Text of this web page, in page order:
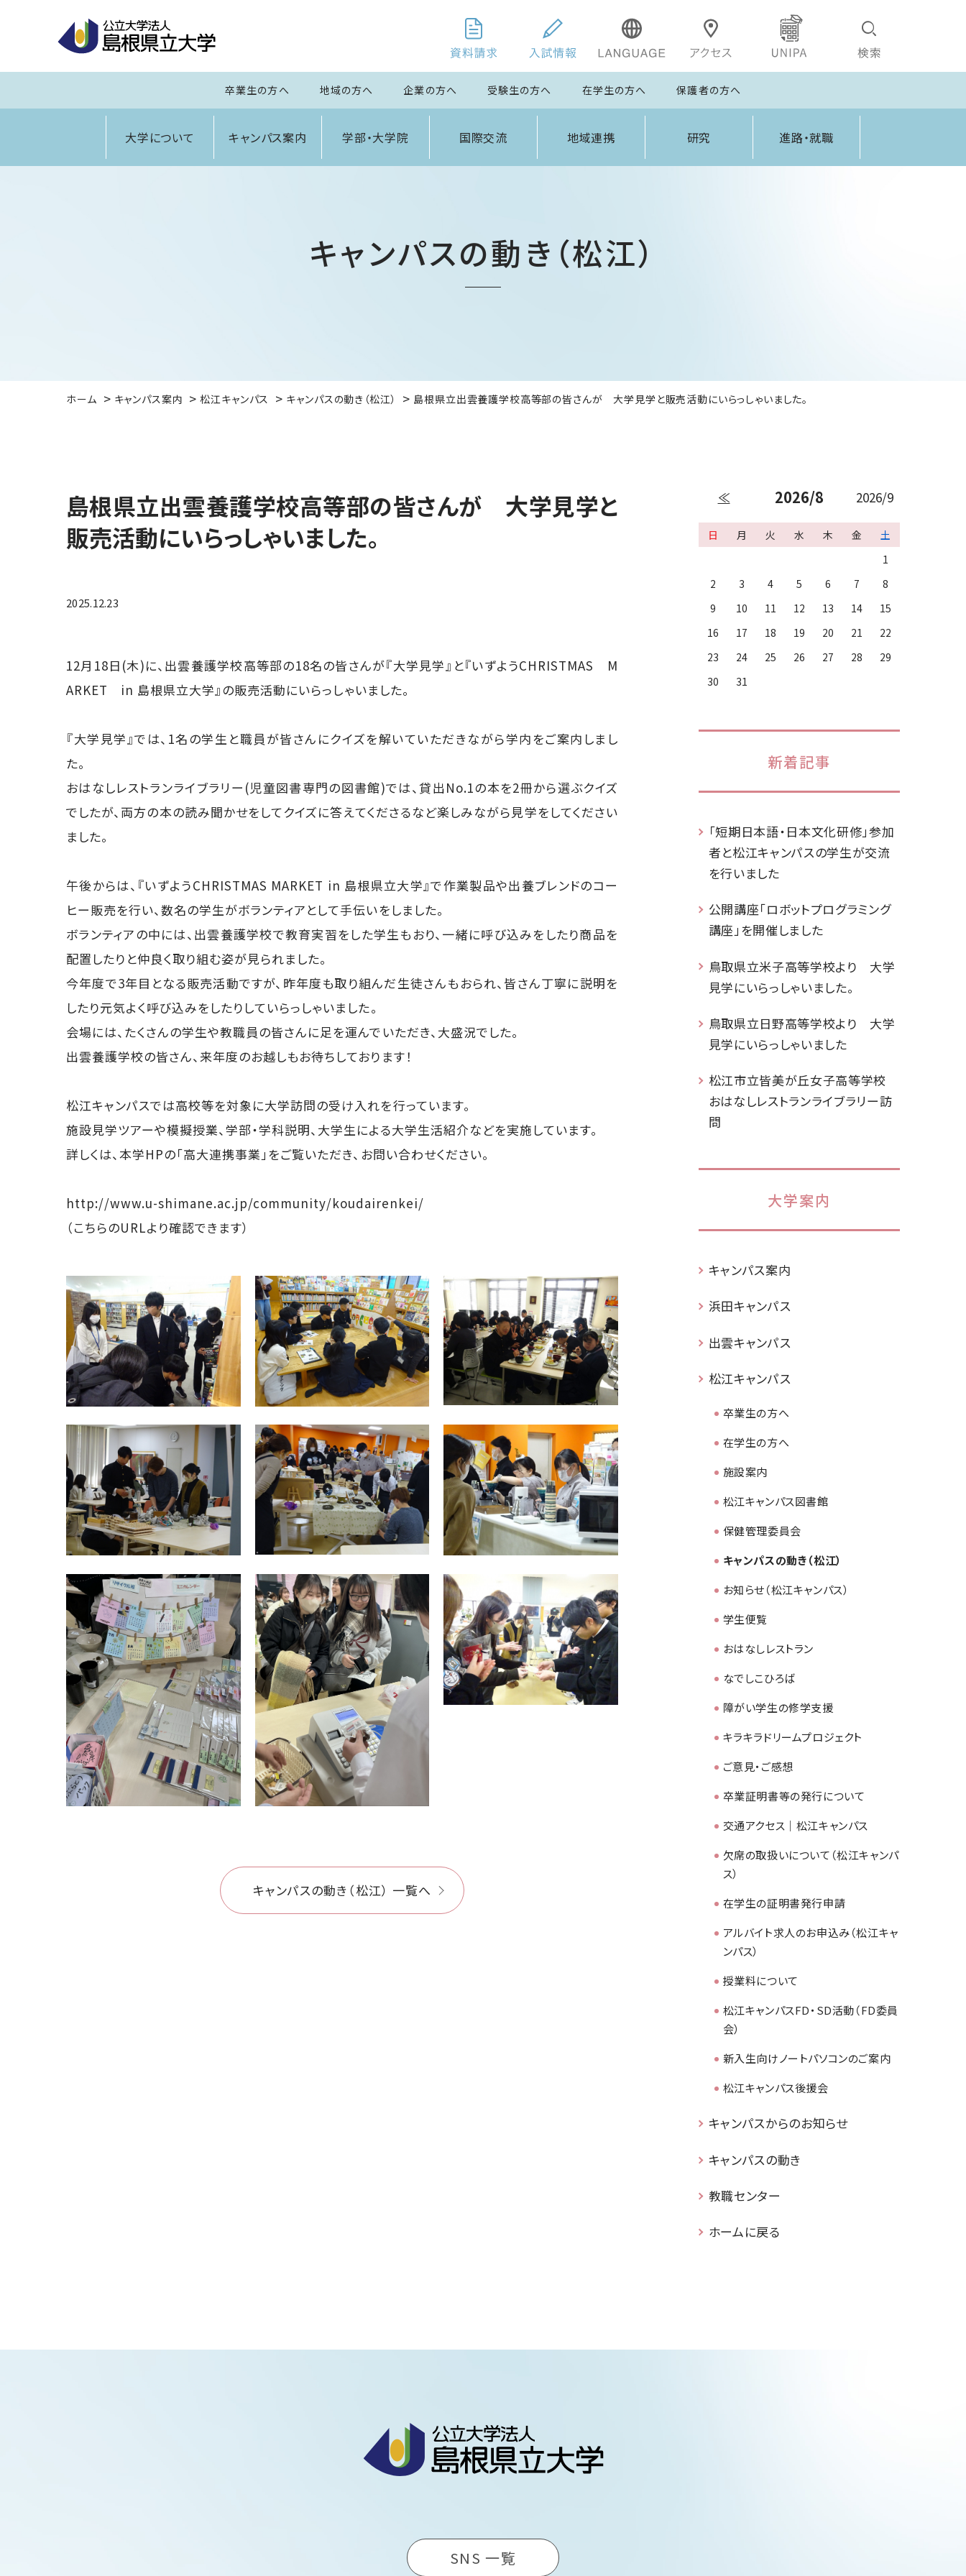
卒業生の方へ 地域の方へ 企業の方へ 受験生の方へ 在学生の方へ 保護者の方へ
大学について キャンパス案内 学部・大学院 国際交流 地域連携 研究 進路・就職
キャンパスの動き（松江）
ホーム キャンパス案内 松江キャンパス キャンパスの動き（松江） 島根県立出雲養護学校高等部の皆さんが 大学見学と販売活動にいらっしゃいました。
島根県立出雲養護学校高等部の皆さんが 大学見学と
販売活動にいらっしゃいました。
2025.12.23
12月18日(木)に、出雲養護学校高等部の18名の皆さんが『大学見学』と『いずようCHRISTMAS M
ARKET in 島根県立大学』の販売活動にいらっしゃいました。
『大学見学』では、1名の学生と職員が皆さんにクイズを解いていただきながら学内をご案内しまし
た。
おはなしレストランライブラリー(児童図書専門の図書館)では、貸出No.1の本を2冊から選ぶクイズ
でしたが、両方の本の読み聞かせをしてクイズに答えてくださるなど楽しみながら見学をしてください
ました。
午後からは、『いずようCHRISTMAS MARKET in 島根県立大学』で作業製品や出養ブレンドのコー
ヒー販売を行い、数名の学生がボランティアとして手伝いをしました。
ボランティアの中には、出雲養護学校で教育実習をした学生もおり、一緒に呼び込みをしたり商品を
配置したりと仲良く取り組む姿が見られました。
今年度で3年目となる販売活動ですが、昨年度も取り組んだ生徒さんもおられ、皆さん丁寧に説明を
したり元気よく呼び込みをしたりしていらっしゃいました。
会場には、たくさんの学生や教職員の皆さんに足を運んでいただき、大盛況でした。
出雲養護学校の皆さん、来年度のお越しもお待ちしております！
松江キャンパスでは高校等を対象に大学訪問の受け入れを行っています。
施設見学ツアーや模擬授業、学部・学科説明、大学生による大学生活紹介などを実施しています。
詳しくは、本学HPの「高大連携事業」をご覧いただき、お問い合わせください。
http://www.u-shimane.ac.jp/community/koudairenkei/
（こちらのURLより確認できます）
キャンパスの動き（松江） 一覧へ
≪ 2026/8 2026/9
日 月 火 水 木 金
土
1
2
3 4 5 6 7
8
9
10 11 12 13 14
15
16
17 18 19 20 21
22
23
24 25 26 27 28
29
30
31
新着記事
「短期日本語・日本文化研修」参加
者と松江キャンパスの学生が交流
を行いました
公開講座「ロボットプログラミング
講座」を開催しました
鳥取県立米子高等学校より 大学
見学にいらっしゃいました。
鳥取県立日野高等学校より 大学
見学にいらっしゃいました
松江市立皆美が丘女子高等学校
おはなしレストランライブラリー訪
問
大学案内
キャンパス案内
浜田キャンパス
出雲キャンパス
松江キャンパス
卒業生の方へ
在学生の方へ
施設案内
松江キャンパス図書館
保健管理委員会
キャンパスの動き（松江）
お知らせ（松江キャンパス）
学生便覧
おはなしレストラン
なでしこひろば
障がい学生の修学支援
キラキラドリームプロジェクト
ご意見・ご感想
卒業証明書等の発行について
交通アクセス｜松江キャンパス
欠席の取扱いについて（松江キャンパ
ス）
在学生の証明書発行申請
アルバイト求人のお申込み（松江キャ
ンパス）
授業料について
松江キャンパスFD・SD活動（FD委員
会）
新入生向けノートパソコンのご案内
松江キャンパス後援会
キャンパスからのお知らせ
キャンパスの動き
教職センター
ホームに戻る
SNS 一覧